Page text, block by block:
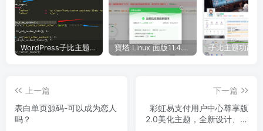
WordPress子比主题美化教程合集—持续更新中 寶塔 Linux 面版11.4.1（开心版）和 11.5.0 （抢先版）– 宝塔开心版脚本
上一篇
表白单页源码-可以成为恋人
吗？
下一篇
彩虹易支付用户中心尊享版
2.0美化主题，全新设计、个